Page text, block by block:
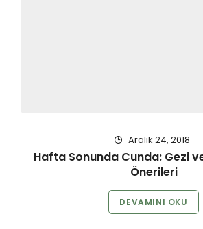
Aralık 24, 2018
Hafta Sonunda Cunda: Gezi
Önerileri
DEVAMINI OKU